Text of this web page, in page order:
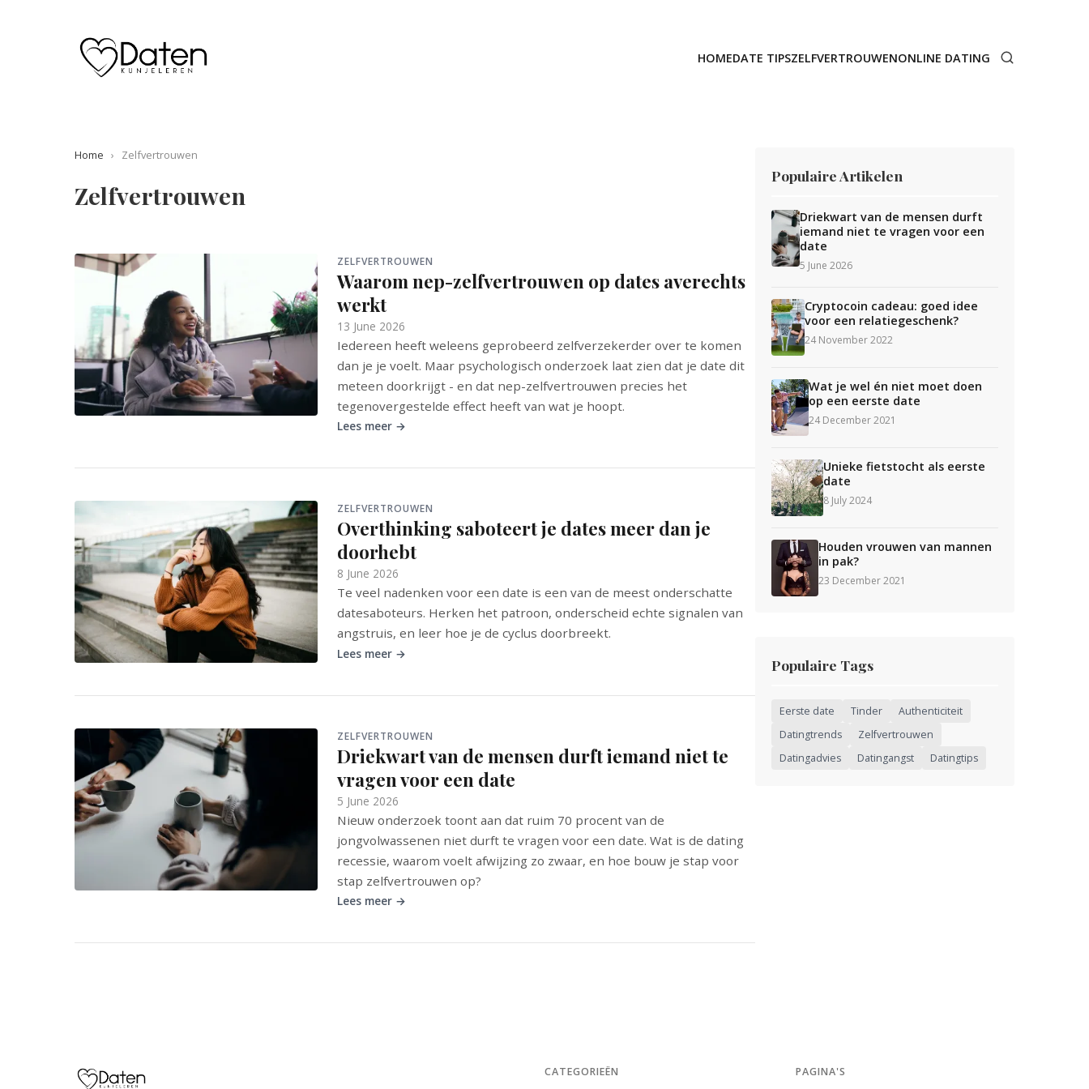
HOMEDATE TIPSZELFVERTROUWENONLINE DATING
Home › Zelfvertrouwen
Zelfvertrouwen
ZELFVERTROUWEN
Waarom nep-zelfvertrouwen op dates averechts
werkt
13 June 2026
Iedereen heeft weleens geprobeerd zelfverzekerder over te komen
dan je je voelt. Maar psychologisch onderzoek laat zien dat je date dit
meteen doorkrijgt - en dat nep-zelfvertrouwen precies het
tegenovergestelde effect heeft van wat je hoopt.
Lees meer →
ZELFVERTROUWEN
Overthinking saboteert je dates meer dan je
doorhebt
8 June 2026
Te veel nadenken voor een date is een van de meest onderschatte
datesaboteurs. Herken het patroon, onderscheid echte signalen van
angstruis, en leer hoe je de cyclus doorbreekt.
Lees meer →
ZELFVERTROUWEN
Driekwart van de mensen durft iemand niet te
vragen voor een date
5 June 2026
Nieuw onderzoek toont aan dat ruim 70 procent van de
jongvolwassenen niet durft te vragen voor een date. Wat is de dating
recessie, waarom voelt afwijzing zo zwaar, en hoe bouw je stap voor
stap zelfvertrouwen op?
Lees meer →
Populaire Artikelen
Driekwart van de mensen durft
iemand niet te vragen voor een
date
5 June 2026
Cryptocoin cadeau: goed idee
voor een relatiegeschenk?
24 November 2022
Wat je wel én niet moet doen
op een eerste date
24 December 2021
Unieke fietstocht als eerste
date
8 July 2024
Houden vrouwen van mannen
in pak?
23 December 2021
Populaire Tags
Eerste date Tinder
Authenticiteit
Datingtrends
Zelfvertrouwen
Datingadvies
Datingangst Datingtips
CATEGORIEËN PAGINA'S